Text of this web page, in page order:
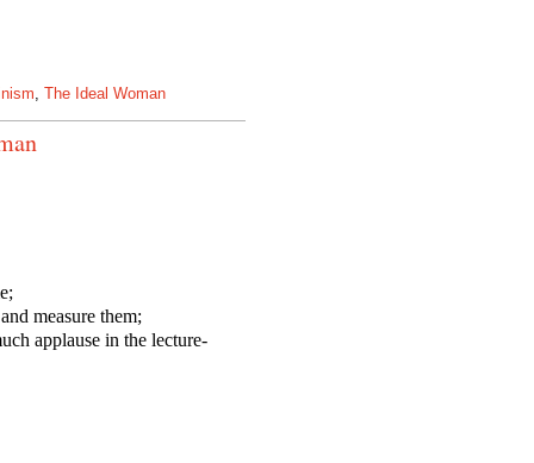
The Ideal Woman
measure them;
applause in the lecture-